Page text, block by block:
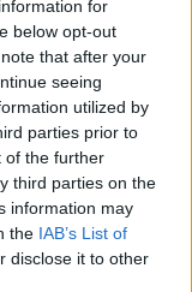
for
below opt-out
that after your
seeing
utilized by
parties prior to
of the further
third parties on the
information may
the IAB’s List of
disclose it to other
- Mike